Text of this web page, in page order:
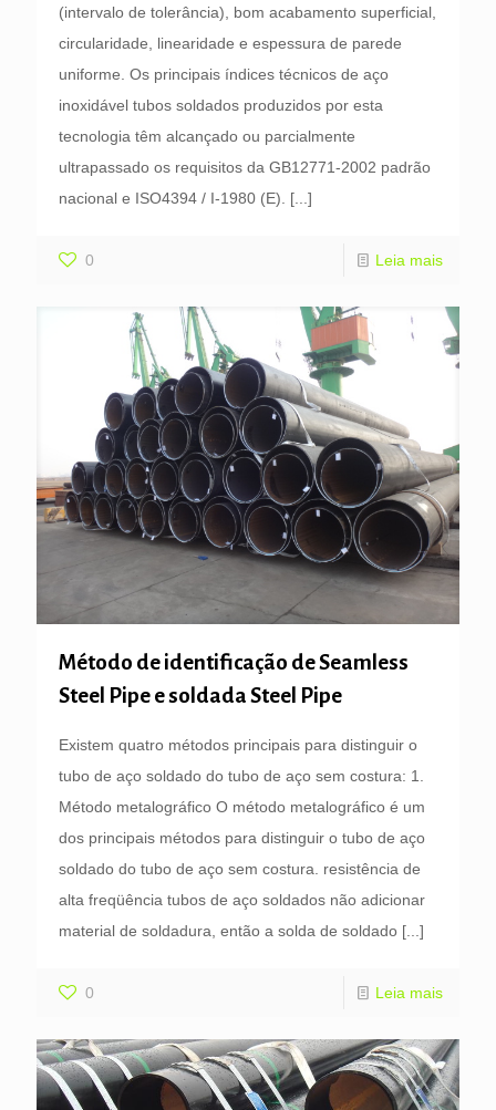
(intervalo de tolerância), bom acabamento superficial,
circularidade, linearidade e espessura de parede
uniforme. Os principais índices técnicos de aço
inoxidável tubos soldados produzidos por esta
tecnologia têm alcançado ou parcialmente
ultrapassado os requisitos da GB12771-2002 padrão
nacional e ISO4394 / I-1980 (E).
[...]
0 Leia mais
Método de identificação de Seamless
Steel Pipe e soldada Steel Pipe
Existem quatro métodos principais para distinguir o
tubo de aço soldado do tubo de aço sem costura: 1.
Método metalográfico O método metalográfico é um
dos principais métodos para distinguir o tubo de aço
soldado do tubo de aço sem costura. resistência de
alta freqüência tubos de aço soldados não adicionar
material de soldadura, então a solda de soldado [...]
0 Leia mais